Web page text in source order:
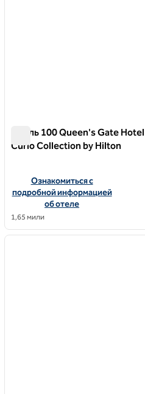
by Hilton
Отель 100 Queen's Gate
Curio Collection by Hilton
Посмотреть информацию об
Ознакомиться с
подробной информацией
об отеле
1,65 мили
изображение
1 из 12